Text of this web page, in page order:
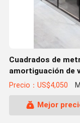
Cuadrados de
amortiguación de
Soundproof
Precio：US$4,050
Mejor